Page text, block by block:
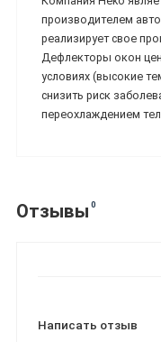
производителем
реализирует свое
Дефлекторы окон
условиях (высокие
снизить риск
переохлаждением
Отзывы 0
Написать отзыв